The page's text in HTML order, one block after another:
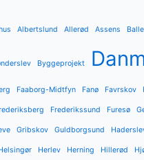
Albertslund Allerød Assens
Byggeprojekt
Faaborg-Midtfyn Fanø Favrskov
Frederikssund Furesø
Gribskov Guldborgsund
Herlev Herning Hillerød